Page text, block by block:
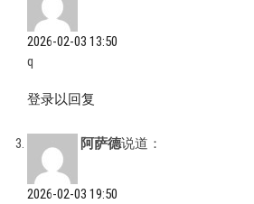
2026-02-03 13:50
q
登录以回复
阿萨德说道：
2026-02-03 19:50